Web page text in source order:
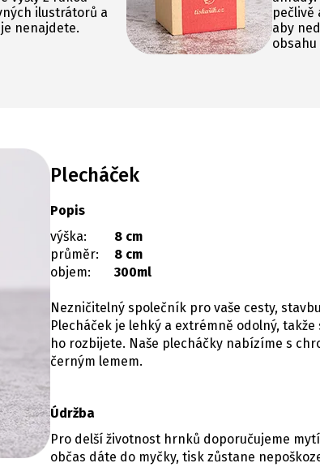
ilustrátorů a
nenajdete.
pečlivě
aby
obsahu
Plecháček
Popis
výška:
8 cm
průměr:
8 cm
objem:
300ml
Nezničitelný společník pro vaše cesty,
Plecháček je lehký a extrémně odolný,
ho rozbijete. Naše plecháčky nabízíme s
černým lemem.
Údržba
Pro delší životnost hrnků doporučujeme
občas dáte do myčky, tisk zůstane